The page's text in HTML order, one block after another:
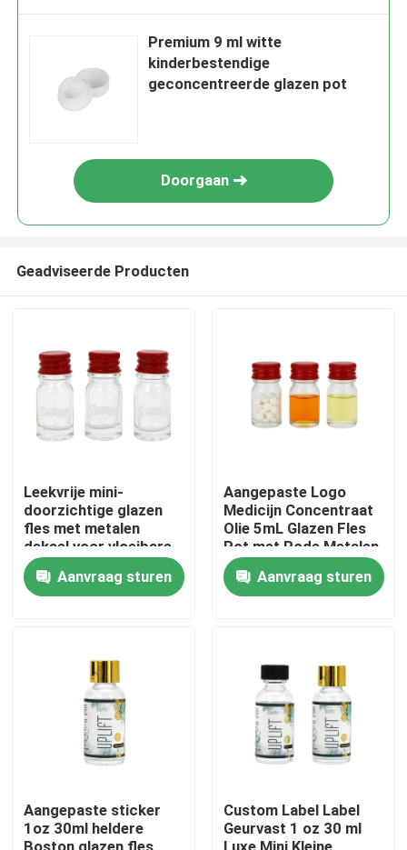
Videos
Premium 9 ml witte
kinderbestendige
geconcentreerde glazen pot
Doorgaan
Geadviseerde Producten
Leekvrije mini-
doorzichtige glazen
fles met metalen
deksel voor vloeibare
olie cosmetica
Aanvraag sturen
Aangepaste Logo
Medicijn Concentraat
Olie 5mL Glazen Fles
Pot met Rode Metalen
Deksel
Aanvraag sturen
Aangepaste sticker
1oz 30ml heldere
Custom Label Label
Geurvast 1 oz 30 ml